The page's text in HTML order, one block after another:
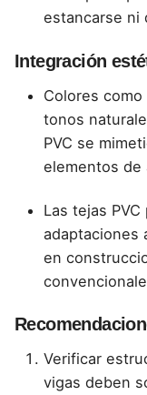
estancarse ni
Integración
Colores como
tonos
PVC se
elementos de
Las tejas
adaptaciones
en
Verificar
vigas deben